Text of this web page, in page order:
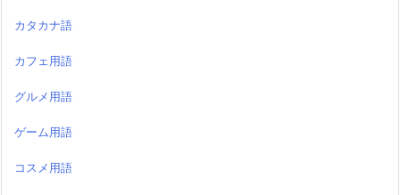
カタカナ語
カフェ用語
グルメ用語
ゲーム用語
コスメ用語